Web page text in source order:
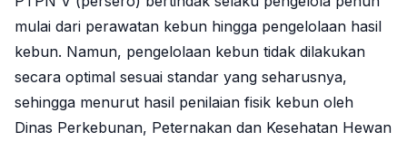
mulai dari perawatan kebun hingga pengelolaan hasil
kebun. Namun, pengelolaan kebun tidak dilakukan
secara optimal sesuai standar yang seharusnya,
sehingga menurut hasil penilaian fisik kebun oleh
Dinas Perkebunan, Peternakan dan Kesehatan Hewan